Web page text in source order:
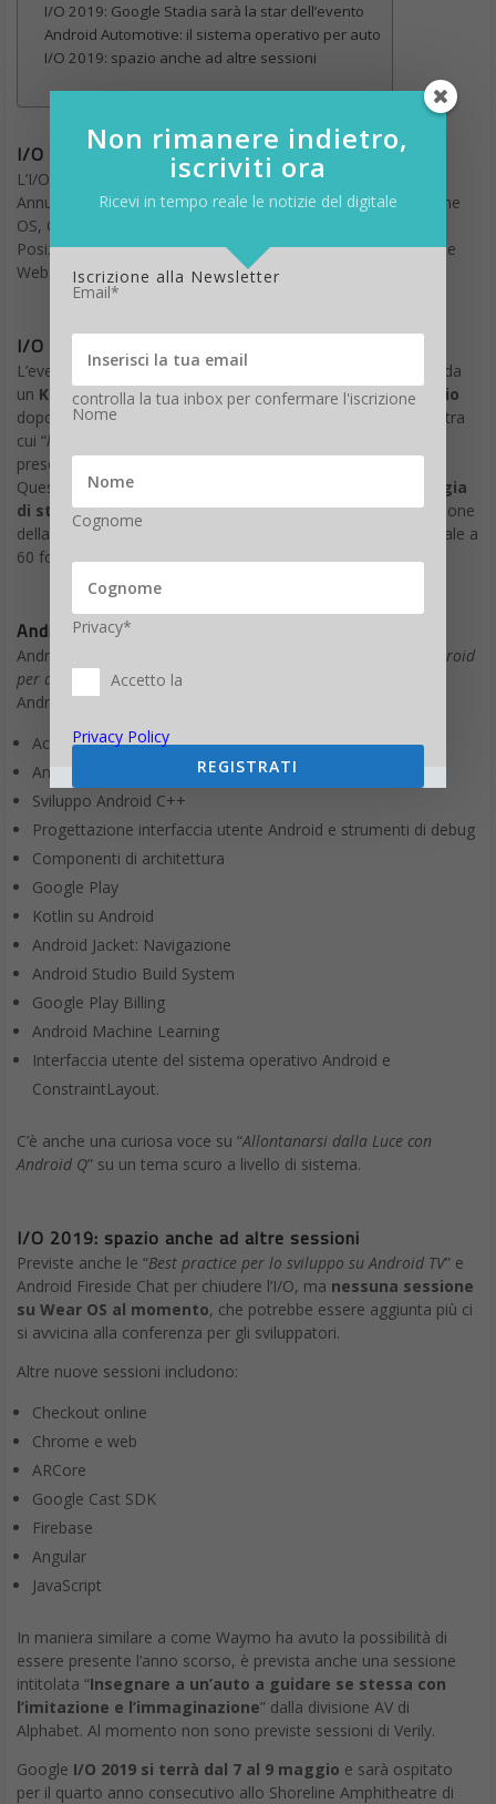
I/O 2019: Google Stadia sarà la star dell’evento
Android Automotive: il sistema operativo per auto
I/O 2019: spazio anche ad altre sessioni
I/O 2019: le linee principali
L’I/O 2019 si concentrerà su 18 linee principali: Accessibilità,
Annunci, Android/Play, Assistente, Realtà Aumentata, Chrome
OS, Cloud, Design, Firebase, Flutter, Giochi, IoT,
Posizione/Mappe, ML/AI, Open Source, Pagamenti, Ricerca e
Web.
I/O 2019: Google Stadia sarà la star dell’evento
L’evento inizierà con un Google Keynote di due ore seguito da
un Keynote per gli sviluppatori di un’ora nel pomeriggio
dopo pranzo. Sono previste almeno due sessioni su
, tra
cui “le novità del gaming su Googl
presenterà “
Questa sessione fornisce
dettagli tecnici per la tecnologia
di streaming che sta alla base di Stadia, dall’ottimizzazione
della qualità visiva alla riduzione della latenza per l’utente finale a
60 fotogrammi al secondo.
Android Automotive: il sistema operativo per auto
Android Automotive è indicato come “
Sistema operativo Android
per auto
”, mentre ci sono sessioni relative alle “Novità” di
Android:
AccessibilitàAndroid
Android in auto
Sviluppo Android C++
Progettazione interfaccia utente Android e strumenti di debug
Componenti di architettura
Google Play
Kotlin su Android
Android Jacket: Navigazione
Android Studio Build System
Google Play Billing
Android Machine Learning
Interfaccia utente del sistema operativo Android e
ConstraintLayout.
C’è anche una curiosa voce su “Allontanarsi dalla Luce con
Android Q” su un tema scuro a livello di sistema.
I/O 2019: spazio anche ad altre sessioni
Previste anche le “Best practice per lo sviluppo su Android TV” e
Android Fireside Chat per chiudere l’I/O, ma nessuna sessione
su Wear OS al momento, che potrebbe essere aggiunta più ci
si avvicina alla conferenza per gli sviluppatori.
Altre nuove sessioni includono:
Checkout online
Chrome e web
ARCore
Google Cast SDK
Firebase
Angular
JavaScript
In maniera similare a come Waymo ha avuto la possibilità di
essere presente l’anno scorso, è prevista anche una sessione
intitolata “Insegnare a un’auto a guidare se stessa con
l’imitazione e l’immaginazione” dalla divisione AV di
Alphabet. Al momento non sono previste sessioni di Verily.
Google I/O 2019 si terrà dal 7 al 9 maggio e sarà ospitato
per il quarto anno consecutivo allo Shoreline Amphitheatre di
Non rimanere indietro,
iscriviti ora
Ricevi in tempo reale le notizie del digitale
Iscrizione alla Newsletter
Email*
controlla la tua inbox per confermare l'iscrizione
Nome
Cognome
Privacy*
Accetto la
Privacy Policy
REGISTRATI